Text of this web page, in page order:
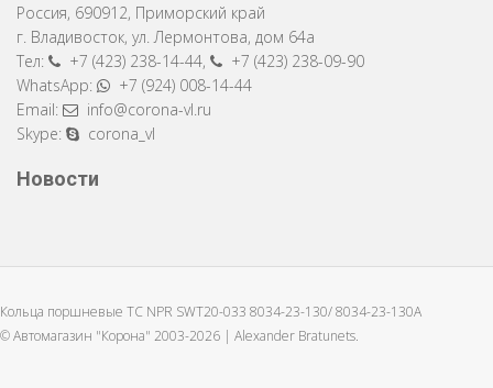
Россия, 690912, Приморский край
г. Владивосток, ул. Лермонтова, дом 64a
Тел:
+7 (423) 238-14-44,
+7 (423) 238-09-90
WhatsApp:
+7 (924) 008-14-44
Email:
info@corona-vl.ru
Skype:
corona_vl
Новости
Кольца поршневые TC NPR SWT20-033 8034-23-130/ 8034-23-130A
© Автомагазин "Корона" 2003-2026 | Alexander Bratunets.